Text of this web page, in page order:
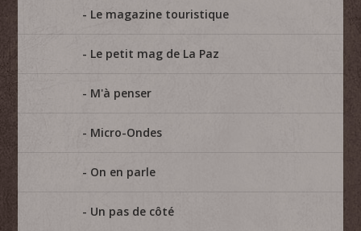
Le magazine touristique
Le petit mag de La Paz
M'à penser
Micro-Ondes
On en parle
Un pas de côté